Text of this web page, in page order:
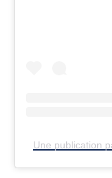
Une publication